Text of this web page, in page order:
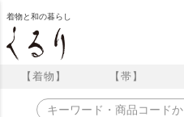
着物と和の暮らし
【着物】 【帯】